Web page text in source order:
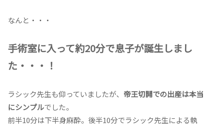
なんと・・・
手術室に入って約20分で息子が誕生しまし
た・・・！
ラシック先生も仰っていましたが、 帝王切開での出産は本当
にシンプルでした。
前半10分は下半身麻酔。後半10分でラシック先生による執